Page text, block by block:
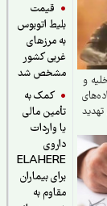
قیمت
بلیط اتوبوس
به مرزهای
غربی کشور
مشخص شد
کمک به
تأمین مالی
یا واردات
داروی
ELAHERE
برای بیماران
مقاوم به